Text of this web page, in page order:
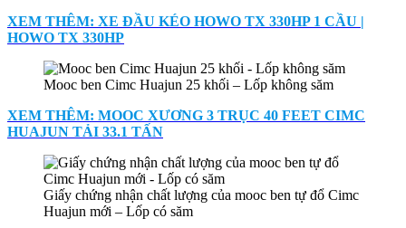
XEM THÊM: XE ĐẦU KÉO HOWO TX 330HP 1 CẦU |
HOWO TX 330HP
Mooc ben Cimc Huajun 25 khối – Lốp không săm
XEM THÊM: MOOC XƯƠNG 3 TRỤC 40 FEET CIMC
HUAJUN TẢI 33.1 TẤN
Giấy chứng nhận chất lượng của mooc ben tự đổ Cimc
Huajun mới – Lốp có săm